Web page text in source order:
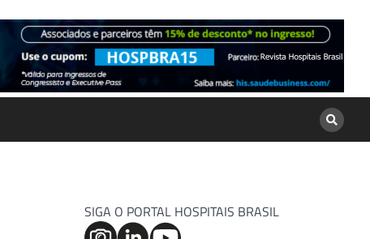
SIGA O PORTAL HOSPITAIS BRASIL